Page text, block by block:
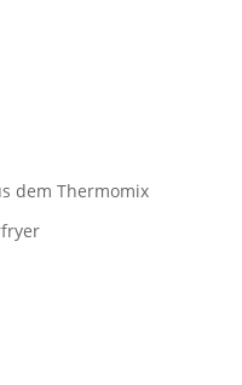
dem Thermomix